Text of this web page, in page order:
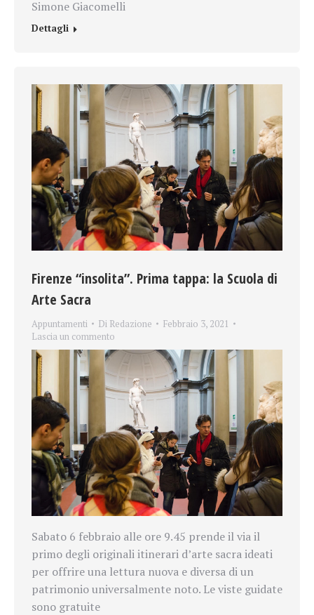
Simone Giacomelli
Dettagli
Firenze “insolita”. Prima tappa: la Scuola di
Arte Sacra
Appuntamenti Di Redazione
Febbraio 3, 2021
Lascia un commento
Sabato 6 febbraio alle ore 9.45 prende il via il
primo degli originali itinerari d’arte sacra ideati
per offrire una lettura nuova e diversa di un
patrimonio universalmente noto. Le viste guidate
sono gratuite